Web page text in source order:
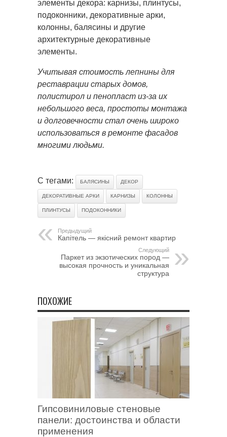
элементы декора: карнизы, плинтусы,
подоконники, декоративные арки,
колонны, балясины и другие
архитектурные декоративные
элементы.
Учитывая стоимость лепнины для
реставрации старых домов,
полистирол и пенопласт из-за их
небольшого веса, простоты монтажа
и долговечности стал очень широко
использоваться в ремонте фасадов
многими людьми.
С тегами: БАЛЯСИНЫ ДЕКОР
ДЕКОРАТИВНЫЕ АРКИ КАРНИЗЫ КОЛОННЫ
ПЛИНТУСЫ ПОДОКОННИКИ
Предыдущий
Капітель — якісний ремонт квартир
Следующий
Паркет из экзотических пород —
высокая прочность и уникальная
структура
ПОХОЖИЕ
Гипсовиниловые стеновые
панели: достоинства и области
применения